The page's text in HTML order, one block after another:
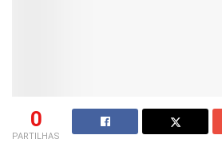
0
PARTILHAS